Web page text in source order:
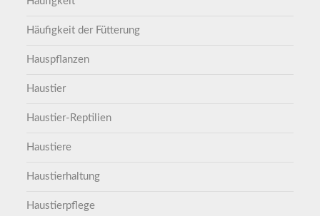
Häufigkeit der Fütterung
Hauspflanzen
Haustier
Haustier-Reptilien
Haustiere
Haustierhaltung
Haustierpflege